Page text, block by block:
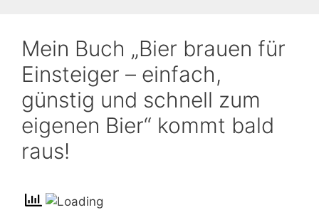
Mein Buch „Bier brauen für
Einsteiger – einfach,
günstig und schnell zum
eigenen Bier“ kommt bald
raus!